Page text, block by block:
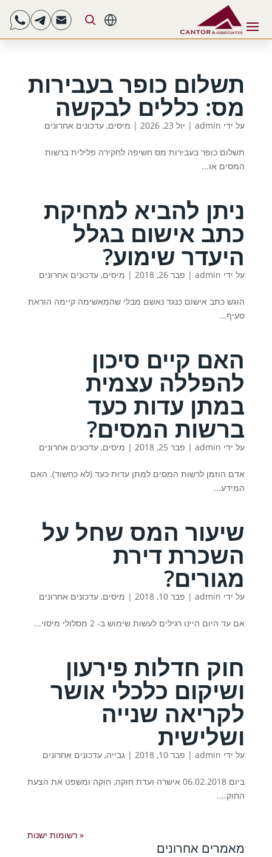
HE
תשלום כופר בעבירות
מס: כללים לבקשה
על ידי admin
| יול 23, 2026 | מיסים, עדכונים אחרונים
תשלום כופר בעבירות מס חשיפה לחקירה פלילית ברשות
המסים או...
ניתן להביא למחיקת
כתב אישום בגלל
היעדר שימוע?
על ידי admin
| פבר 26, 2018 | מיסים, עדכונים אחרונים
הוגש כתב אישום כנגד נאשם מבלי שהמאשימה קיימה הוראת
סעיף...
האם קיים סיכון
להפללה עצמית
במתן עדות כעד
ברשות המסים?
על ידי admin
| פבר 25, 2018 | מיסים, עדכונים אחרונים
אדם הוזמן לרשות המסים למתן עדות כעד (לא כחשוד). האם
המידע...
שיעור המס שחל על
השכרת דירת
מגורים?
על ידי admin
| פבר 10, 2018 | מיסים, עדכונים אחרונים
אם עד היום היינו רגילים לעשות שימוש ב- 2 מסלולי מיסוי...
חוק חדלות פירעון
ושיקום כלכלי אושר
לקריאה שנייה
ושלישית
על ידי admin
| פבר 10, 2018 | גבייה, עדכונים אחרונים
ביום 06.02.2018 אישרה ועדת חוקה, חוקה ומשפט את הצעת
החוק....
« רשומות ישנות
מאמרים אחרונים